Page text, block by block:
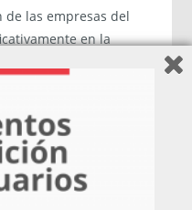
las empresas del
en la
es fundamental”,
de Corfo, Pablo